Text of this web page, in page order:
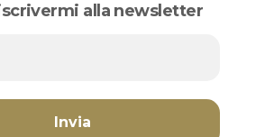
alla newsletter